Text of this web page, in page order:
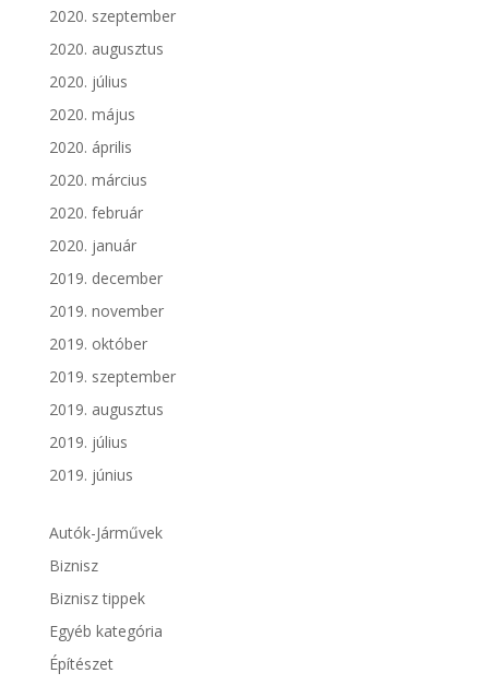
2020. szeptember
2020. augusztus
2020. július
2020. május
2020. április
2020. március
2020. február
2020. január
2019. december
2019. november
2019. október
2019. szeptember
2019. augusztus
2019. július
2019. június
Autók-Járművek
Biznisz
Biznisz tippek
Egyéb kategória
Építészet